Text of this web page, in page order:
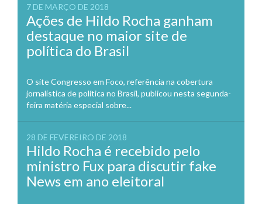
7 DE MARÇO DE 2018
Ações de Hildo Rocha ganham
destaque no maior site de
política do Brasil
O site Congresso em Foco, referência na cobertura
jornalística de política no Brasil, publicou nesta segunda-
feira matéria especial sobre...
28 DE FEVEREIRO DE 2018
Hildo Rocha é recebido pelo
ministro Fux para discutir fake
News em ano eleitoral